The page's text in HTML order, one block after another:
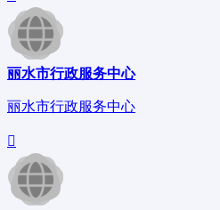
丽水市行政服务中心
丽水市行政服务中心